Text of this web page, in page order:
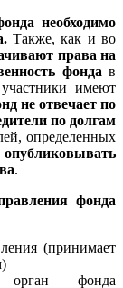
необходимо
Также, как и во
права на
фонда в
имеют
не отвечает по
по долгам
определенных
.
фонда
(принимает
орган фонда